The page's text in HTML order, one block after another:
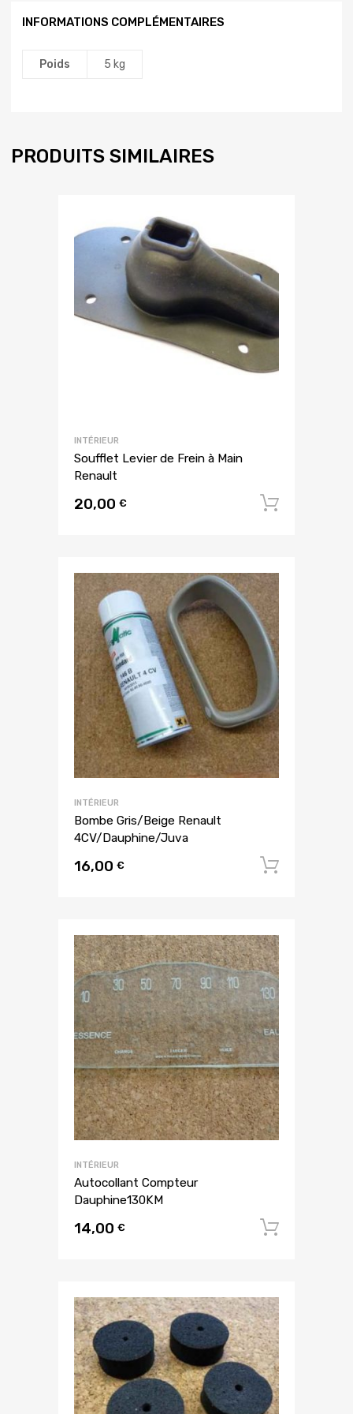
INFORMATIONS COMPLÉMENTAIRES
Poids 5 kg
PRODUITS SIMILAIRES
INTÉRIEUR
Soufflet Levier de Frein à Main
Renault
20,00 €
INTÉRIEUR
Bombe Gris/Beige Renault
4CV/Dauphine/Juva
16,00 €
INTÉRIEUR
Autocollant Compteur
Dauphine130KM
14,00 €